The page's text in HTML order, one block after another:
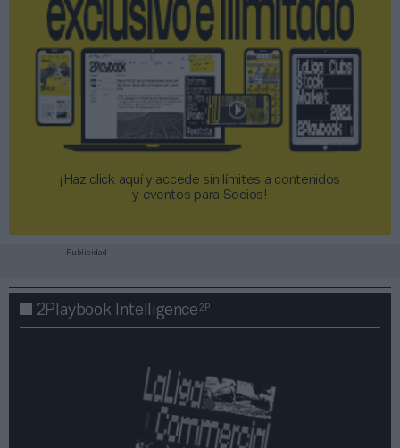
¡Haz click aquí y accede sin límites a contenidos
y eventos para Socios!​​​​​​​
Publicidad
2Playbook Intelligence2P